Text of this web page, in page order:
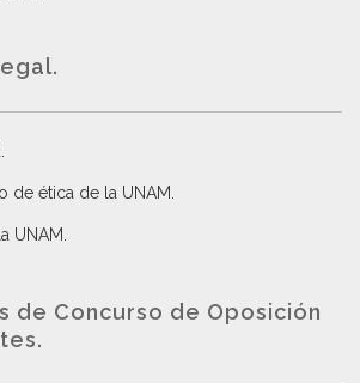
de ética de la UNAM
UNAM
de Concurso de Oposición
.